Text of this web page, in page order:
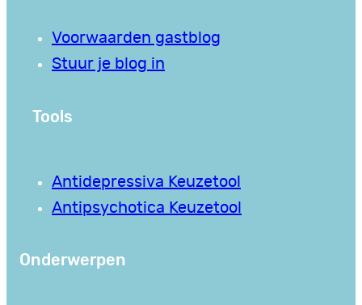
Voorwaarden gastblog
Stuur je blog in
Tools
Antidepressiva Keuzetool
Antipsychotica Keuzetool
Onderwerpen